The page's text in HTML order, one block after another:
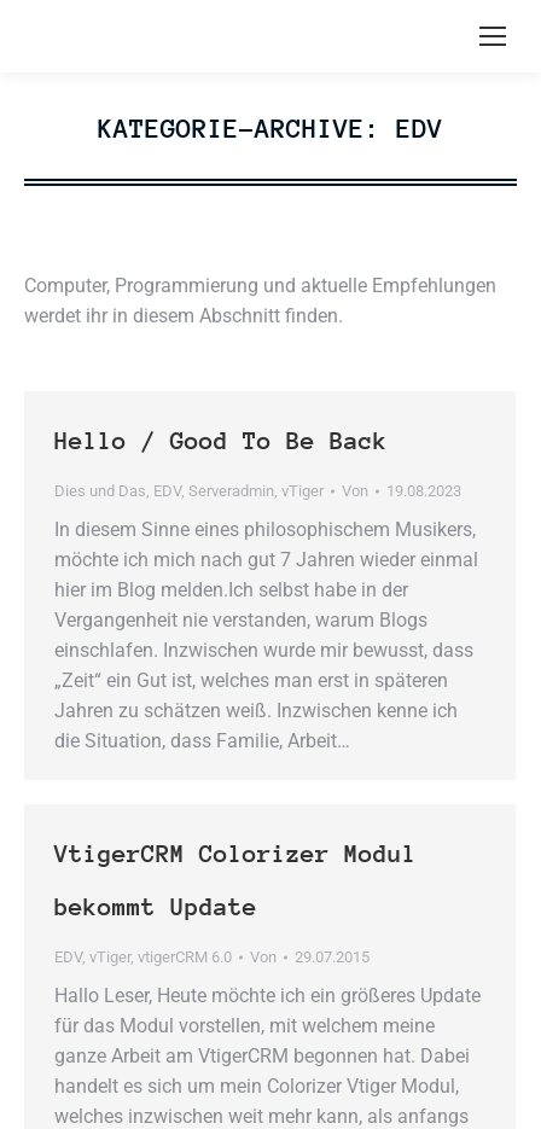
KATEGORIE-ARCHIVE: EDV
Computer, Programmierung und aktuelle Empfehlungen
werdet ihr in diesem Abschnitt finden.
Hello / Good To Be Back
Dies und Das, EDV, Serveradmin, vTiger Von 19.08.2023
In diesem Sinne eines philosophischem Musikers,
möchte ich mich nach gut 7 Jahren wieder einmal
hier im Blog melden.Ich selbst habe in der
Vergangenheit nie verstanden, warum Blogs
einschlafen. Inzwischen wurde mir bewusst, dass
„Zeit“ ein Gut ist, welches man erst in späteren
Jahren zu schätzen weiß. Inzwischen kenne ich
die Situation, dass Familie, Arbeit…
VtigerCRM Colorizer Modul
bekommt Update
EDV, vTiger, vtigerCRM 6.0 Von 29.07.2015
Hallo Leser, Heute möchte ich ein größeres Update
für das Modul vorstellen, mit welchem meine
ganze Arbeit am VtigerCRM begonnen hat. Dabei
handelt es sich um mein Colorizer Vtiger Modul,
welches inzwischen weit mehr kann, als anfangs